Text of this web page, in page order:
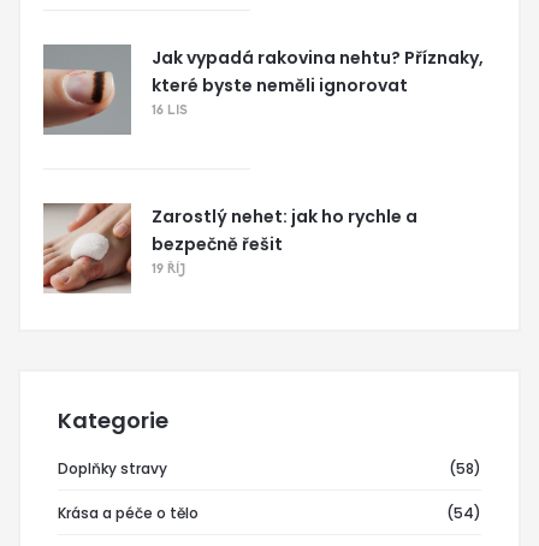
Jak vypadá rakovina nehtu? Příznaky,
které byste neměli ignorovat
16 LIS
Zarostlý nehet: jak ho rychle a
bezpečně řešit
19 ŘÍJ
Kategorie
Doplňky stravy (58)
Krása a péče o tělo (54)